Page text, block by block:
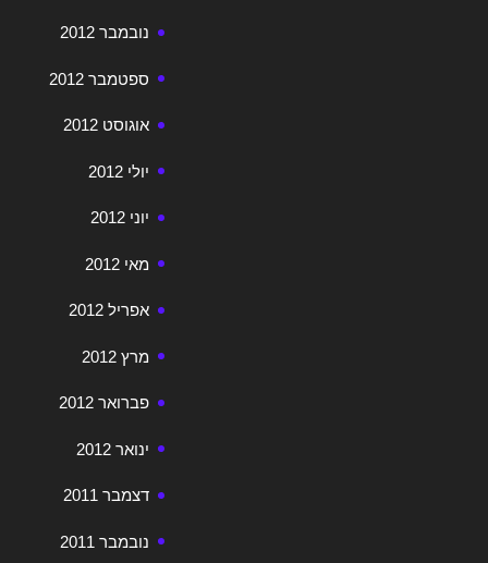
נובמבר 2012
ספטמבר 2012
אוגוסט 2012
יולי 2012
יוני 2012
מאי 2012
אפריל 2012
מרץ 2012
פברואר 2012
ינואר 2012
דצמבר 2011
נובמבר 2011